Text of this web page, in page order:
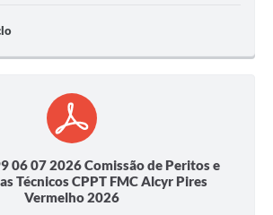
06 07 2026 Comissão de Peritos e
Técnicos CPPT FMC Alcyr Pires
Vermelho 2026